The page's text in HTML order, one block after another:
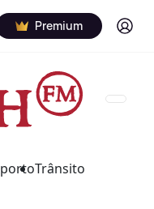
Premium Log in
Trânsito